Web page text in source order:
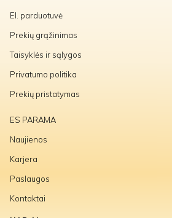
El. parduotuvė
Prekių grąžinimas
Taisyklės ir sąlygos
Privatumo politika
Prekių pristatymas
ES PARAMA
Naujienos
Karjera
Paslaugos
Kontaktai